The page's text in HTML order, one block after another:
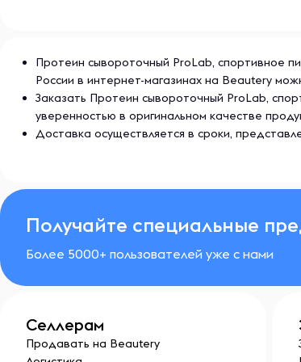
Протеин сывороточный ProLab, спортивное
России в интернет-магазинах на Beautery
Заказать Протеин сывороточный ProLab,
уверенностью в оригинальном качестве
Доставка осуществляется в сроки,
Получайте специальные
Более 5000+ пользователей уже с нами
Селлерам
Продавать на Beautery